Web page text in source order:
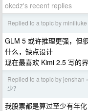
okcdz's recent replies
Replied to a topic by miniliuke
GLM 5 或许推理更强，但
什么，缺点设计
现在最喜欢 Kimi 2.5 写的
Replied to a topic by jenshan ›
少？
我股票都是算过至少有年